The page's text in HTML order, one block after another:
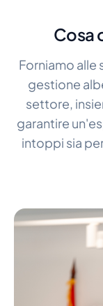
Cosa
Forniamo alle
gestione
settore,
garantire
intoppi sia